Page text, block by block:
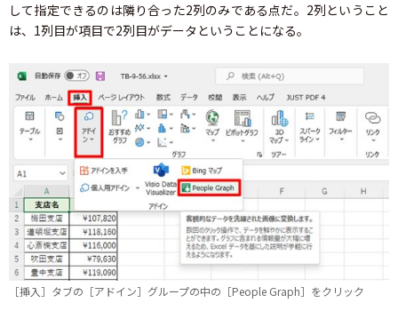
して指定できるのは隣り合った2列のみである点だ。2列ということ
は、1列目が項目で2列目がデータということになる。
［挿入］タブの［アドイン］グループの中の［People Graph］をクリック